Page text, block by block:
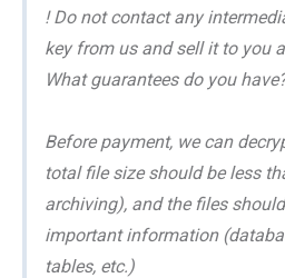
! Do not contact any
key from us and sell it to you
What guarantees do you
Before payment, we can
total file size should be less
archiving), and the files
important information
tables, etc.)